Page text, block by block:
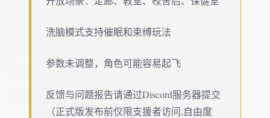
洗脑模式支持催眠和束缚玩法
参数未调整，角色可能容易起飞
反馈与问题报告请通过Discord服务器提交
（正式版发布前仅限支援者访问,自由度